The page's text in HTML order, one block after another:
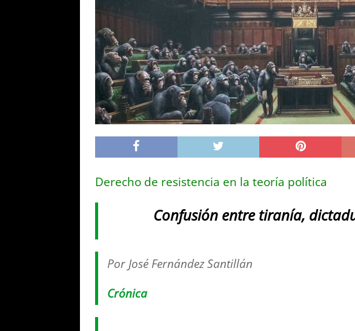
Derecho de resistencia en la teoría política
Confusión entre tiranía,
Por José Fernández Santillán
Crónica